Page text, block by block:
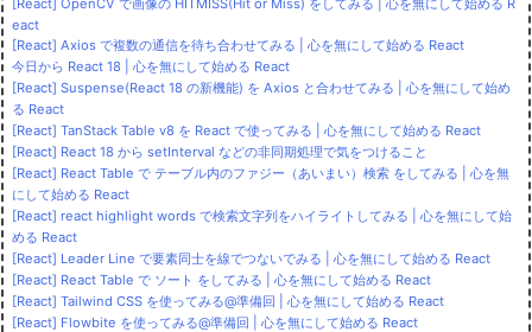
eact
[React] Axios で複数の通信を待ち合わせてみる | 心を無にして始める React
今日から React 18 | 心を無にして始める React
[React] Suspense(React 18 の新機能) を Axios と合わせてみる | 心を無にして始め
る React
[React] TanStack Table v8 を React で使ってみる | 心を無にして始める React
[React] React 18 から setInterval などの非同期処理で気をつけること
[React] React Table で テーブル内のファジー（あいまい）検索 をしてみる | 心を無
にして始める React
[React] react highlight words で検索文字列をハイライトしてみる | 心を無にして始
める React
[React] Leader Line で要素同士を線でつないでみる | 心を無にして始める React
[React] React Table で ソート をしてみる | 心を無にして始める React
[React] Tailwind CSS を使ってみる@準備回 | 心を無にして始める React
[React] Flowbite を使ってみる@準備回 | 心を無にして始める React